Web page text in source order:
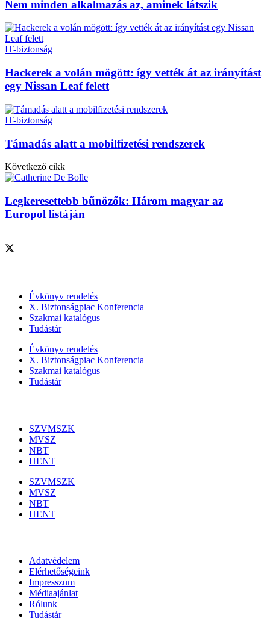
Nem minden alkalmazás az, aminek látszik
IT-biztonság
Hackerek a volán mögött: így vették át az irányítást
egy Nissan Leaf felett
IT-biztonság
Támadás alatt a mobilfizetési rendszerek
Következő cikk
Legkeresettebb bűnözők: Három magyar az
Europol listáján
Évkönyv rendelés
X. Biztonságpiac Konferencia
Szakmai katalógus
Tudástár
Évkönyv rendelés
X. Biztonságpiac Konferencia
Szakmai katalógus
Tudástár
SZVMSZK
MVSZ
NBT
HENT
SZVMSZK
MVSZ
NBT
HENT
Adatvédelem
Elérhetőségeink
Impresszum
Médiaajánlat
Rólunk
Tudástár